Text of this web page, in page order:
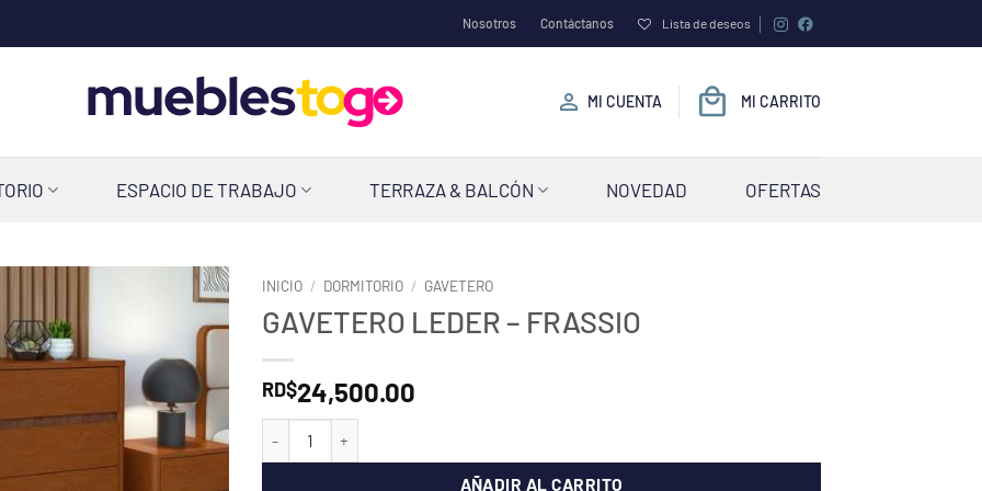
Nosotros Contáctanos Lista de deseos
MI CUENTA MI CARRITO
ESPACIO DE TRABAJO TERRAZA & BALCÓN NOVEDAD OFERTAS
INICIO / DORMITORIO / GAVETERO
GAVETERO LEDER – FRASSIO
RD$24,500.00
AÑADIR AL CARRITO